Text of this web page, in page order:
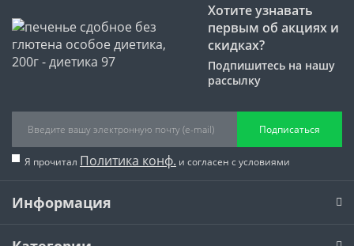
Хотите узнавать
первым об акциях и
скидках?
Подпишитесь на нашу
рассылку
Подписаться
Я прочитал Политика конф. и согласен с условиями
Информация